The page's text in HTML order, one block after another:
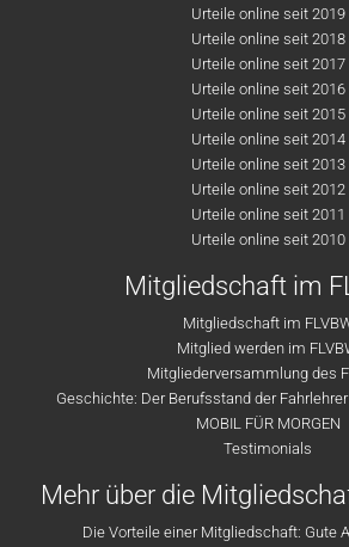
Urteile online seit 2019
Urteile online seit 2018
Urteile online seit 2017
Urteile online seit 2016
Urteile online seit 2015
Urteile online seit 2014
Urteile online seit 2013
Urteile online seit 2012
Urteile online seit 2011
Urteile online seit 2010
Mitgliedschaft im
Mitgliedschaft im
Mitglied werden im
Mitgliederversammlung des
Geschichte: Der Berufsstand der
MOBIL FÜR MORGEN
Testimonials
Mehr über die
Die Vorteile einer Mitgliedschaft: Gute